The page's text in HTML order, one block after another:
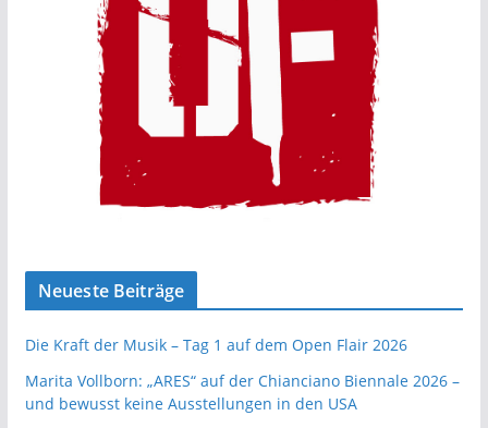
Neueste Beiträge
Die Kraft der Musik – Tag 1 auf dem Open Flair 2026
Marita Vollborn: „ARES“ auf der Chianciano Biennale 2026 –
und bewusst keine Ausstellungen in den USA